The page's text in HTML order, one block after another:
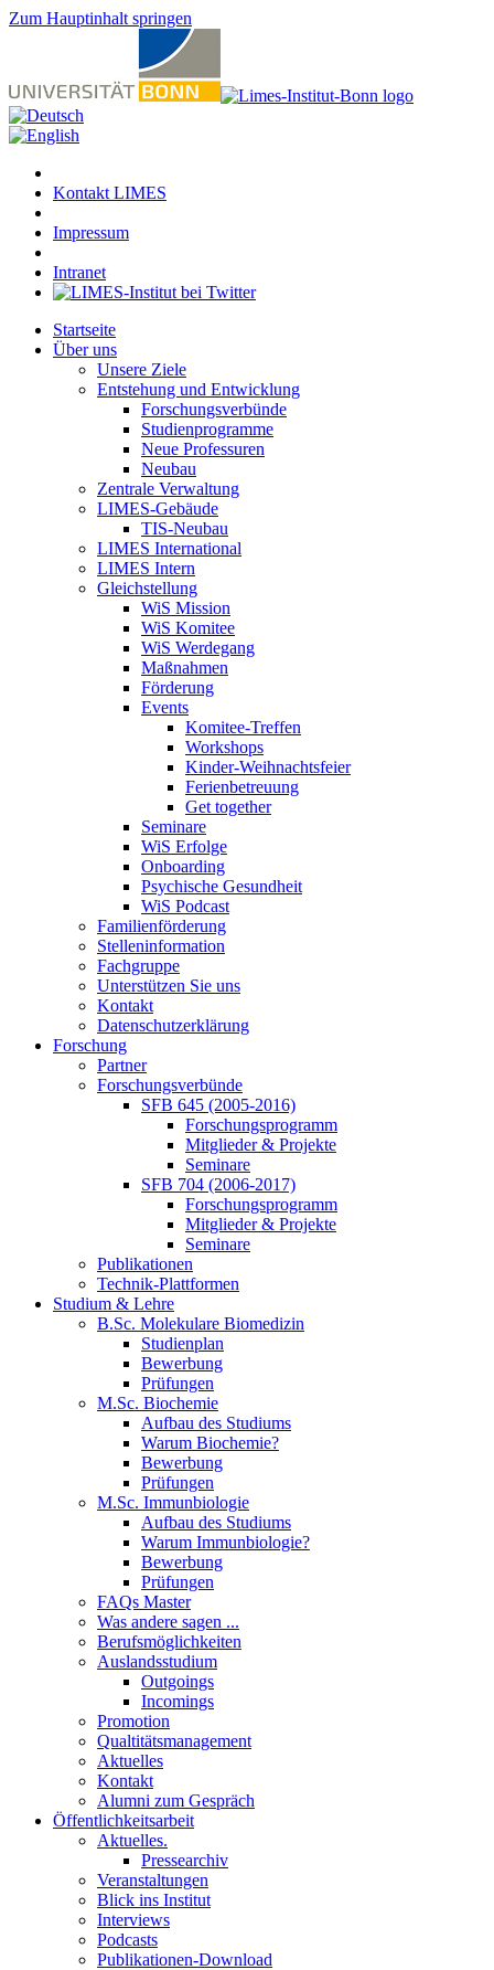
Zum Hauptinhalt springen
Kontakt LIMES
Impressum
Intranet
Startseite
Über uns
Unsere Ziele
Entstehung und Entwicklung
Forschungsverbünde
Studienprogramme
Neue Professuren
Neubau
Zentrale Verwaltung
LIMES-Gebäude
TIS-Neubau
LIMES International
LIMES Intern
Gleichstellung
WiS Mission
WiS Komitee
WiS Werdegang
Maßnahmen
Förderung
Events
Komitee-Treffen
Workshops
Kinder-Weihnachtsfeier
Ferienbetreuung
Get together
Seminare
WiS Erfolge
Onboarding
Psychische Gesundheit
WiS Podcast
Familienförderung
Stelleninformation
Fachgruppe
Unterstützen Sie uns
Kontakt
Datenschutzerklärung
Forschung
Partner
Forschungsverbünde
SFB 645 (2005-2016)
Forschungsprogramm
Mitglieder & Projekte
Seminare
SFB 704 (2006-2017)
Forschungsprogramm
Mitglieder & Projekte
Seminare
Publikationen
Technik-Plattformen
Studium & Lehre
B.Sc. Molekulare Biomedizin
Studienplan
Bewerbung
Prüfungen
M.Sc. Biochemie
Aufbau des Studiums
Warum Biochemie?
Bewerbung
Prüfungen
M.Sc. Immunbiologie
Aufbau des Studiums
Warum Immunbiologie?
Bewerbung
Prüfungen
FAQs Master
Was andere sagen ...
Berufsmöglichkeiten
Auslandsstudium
Outgoings
Incomings
Promotion
Qualtitätsmanagement
Aktuelles
Kontakt
Alumni zum Gespräch
Öffentlichkeitsarbeit
Aktuelles.
Pressearchiv
Veranstaltungen
Blick ins Institut
Interviews
Podcasts
Publikationen-Download